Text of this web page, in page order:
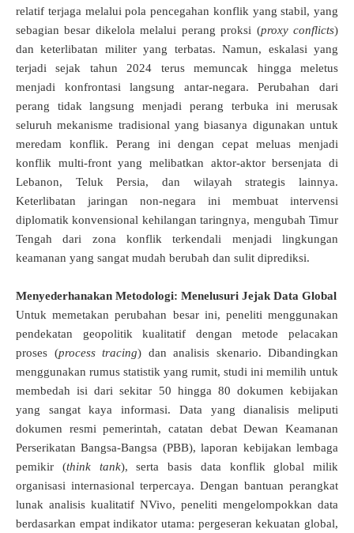
relatif terjaga melalui pola pencegahan konflik yang stabil, yang
sebagian besar dikelola melalui perang proksi (proxy conflicts)
dan keterlibatan militer yang terbatas.Namun, eskalasi yang
terjadi sejak tahun 2024 terus memuncak hingga meletus
menjadi konfrontasi langsung antar-negara.Perubahan dari
perang tidak langsung menjadi perang terbuka ini merusak
seluruh mekanisme tradisional yang biasanya digunakan untuk
meredam konflik. Perang ini dengan cepat meluas menjadi
konflik multi-front yang melibatkan aktor-aktor bersenjata di
Lebanon, Teluk Persia, dan wilayah strategis lainnya.
Keterlibatan jaringan non-negara ini membuat intervensi
diplomatik konvensional kehilangan taringnya, mengubah Timur
Tengah dari zona konflik terkendali menjadi lingkungan
keamanan yang sangat mudah berubah dan sulit diprediksi.
Menyederhanakan Metodologi: Menelusuri Jejak Data Global
Untuk memetakan perubahan besar ini, peneliti menggunakan
pendekatan geopolitik kualitatif dengan metode pelacakan
proses (process tracing) dan analisis skenario. Dibandingkan
menggunakan rumus statistik yang rumit, studi ini memilih untuk
membedah isi dari sekitar 50 hingga 80 dokumen kebijakan
yang sangat kaya informasi. Data yang dianalisis meliputi
dokumen resmi pemerintah, catatan debat Dewan Keamanan
Perserikatan Bangsa-Bangsa (PBB), laporan kebijakan lembaga
pemikir (think tank), serta basis data konflik global milik
organisasi internasional terpercaya. Dengan bantuan perangkat
lunak analisis kualitatif NVivo, peneliti mengelompokkan data
berdasarkan empat indikator utama: pergeseran kekuatan global,